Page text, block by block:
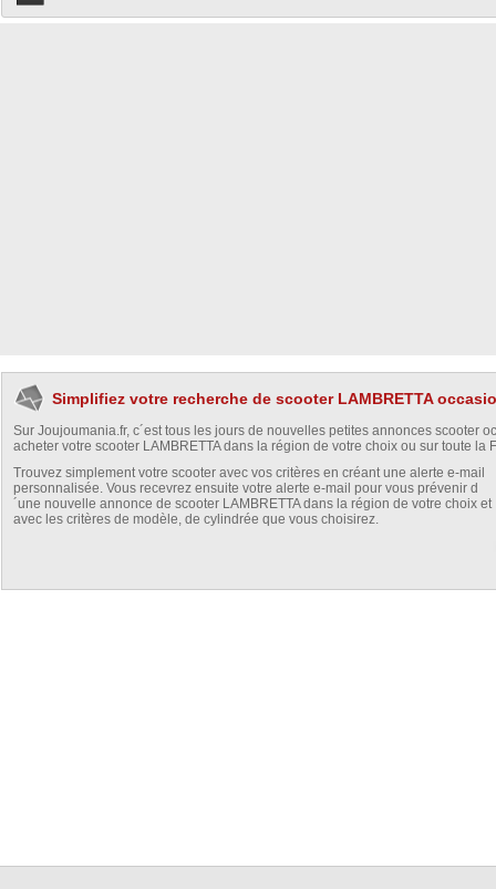
Simplifiez votre recherche de scooter LAMBRETTA
Sur Joujoumania.fr, c´est tous les jours de nouvelles petites annonces scooter
acheter votre scooter LAMBRETTA dans la région de votre choix ou sur toute la
Trouvez simplement votre scooter avec vos critères en créant une alerte e-mail
personnalisée. Vous recevrez ensuite votre alerte e-mail pour vous prévenir d
´une nouvelle annonce de scooter LAMBRETTA dans la région de votre choix et
avec les critères de modèle, de cylindrée que vous choisirez.